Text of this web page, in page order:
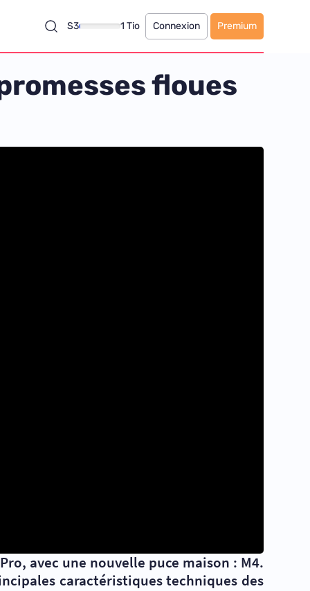
S3 1 Tio Connexion Premium
floues
avec une nouvelle puce maison : M4.
caractéristiques techniques des